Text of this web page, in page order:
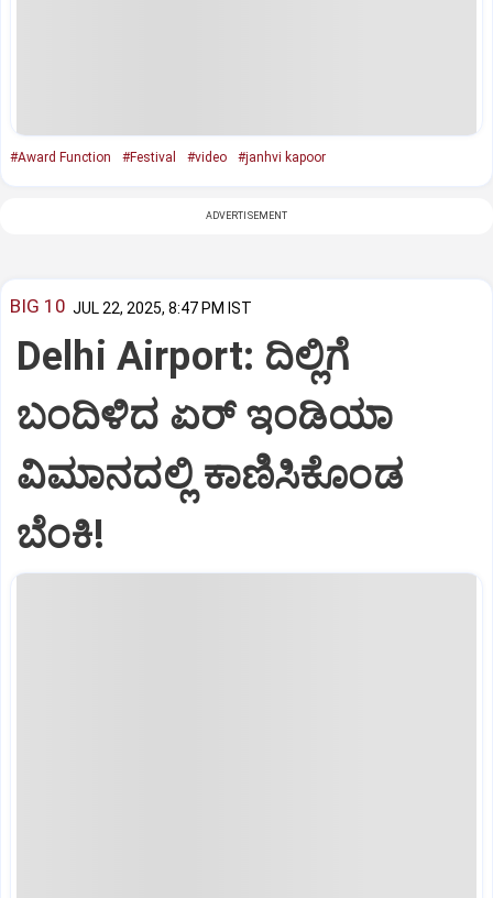
#Award Function #Festival #video #janhvi kapoor
ADVERTISEMENT
BIG 10 JUL 22, 2025, 8:47 PM IST
Delhi Airport: ದಿಲ್ಲಿಗೆ
ಬಂದಿಳಿದ ಏರ್‌ ಇಂಡಿಯಾ
ವಿಮಾನದಲ್ಲಿ ಕಾಣಿಸಿಕೊಂಡ
ಬೆಂಕಿ!